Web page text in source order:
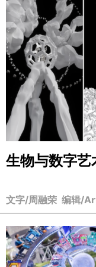
生物与数字
文字/周融荣 编辑/